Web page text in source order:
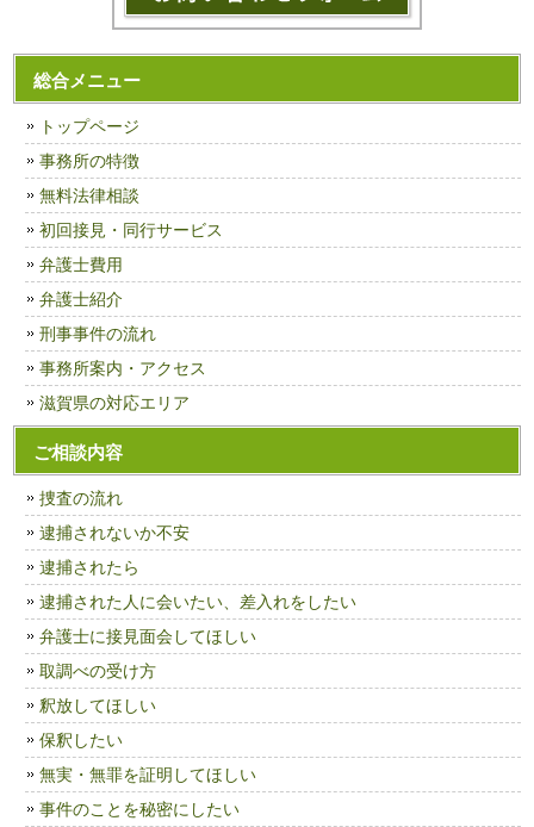
総合メニュー
トップページ
事務所の特徴
無料法律相談
初回接見・同行サービス
弁護士費用
弁護士紹介
刑事事件の流れ
事務所案内・アクセス
滋賀県の対応エリア
ご相談内容
捜査の流れ
逮捕されないか不安
逮捕されたら
逮捕された人に会いたい、差入れをしたい
弁護士に接見面会してほしい
取調べの受け方
釈放してほしい
保釈したい
無実・無罪を証明してほしい
事件のことを秘密にしたい